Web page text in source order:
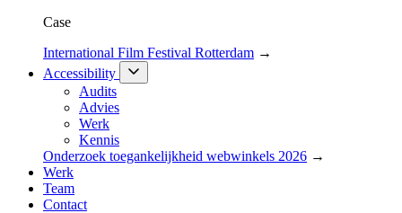
Case
International Film Festival Rotterdam →
Accessibility
Audits
Advies
Werk
Kennis
Onderzoek toegankelijkheid webwinkels 2026 →
Werk
Team
Contact